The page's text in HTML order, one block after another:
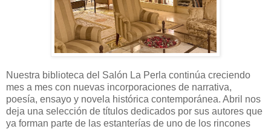
Nuestra biblioteca del Salón La Perla continúa creciendo
mes a mes con nuevas incorporaciones de narrativa,
poesía, ensayo y novela histórica contemporánea. Abril nos
deja una selección de títulos dedicados por sus autores que
ya forman parte de las estanterías de uno de los rincones